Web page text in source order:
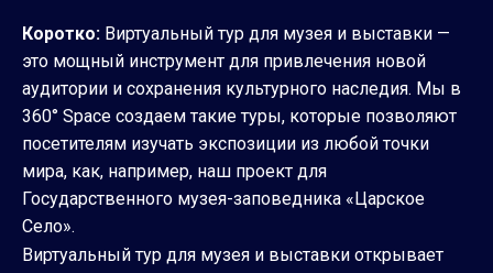
Коротко: Виртуальный тур для музея и выставки —
это мощный инструмент для привлечения новой
аудитории и сохранения культурного наследия. Мы в
360° Space создаем такие туры, которые позволяют
посетителям изучать экспозиции из любой точки
мира, как, например, наш проект для
Государственного музея-заповедника «Царское
Село».
Виртуальный тур для музея и выставки открывает